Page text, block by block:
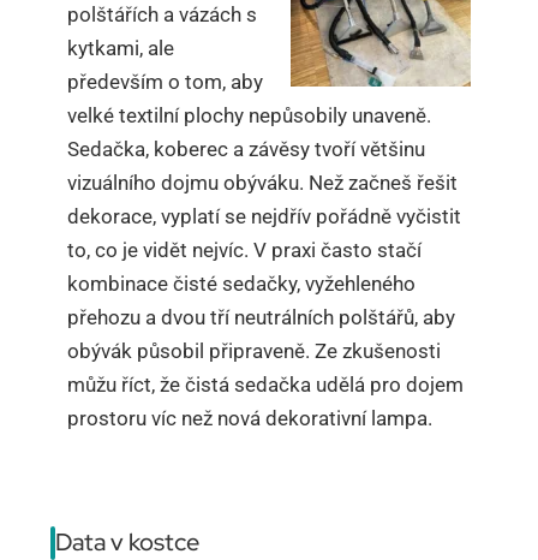
polštářích a vázách s
kytkami, ale
především o tom, aby
velké textilní plochy nepůsobily unaveně.
Sedačka, koberec a závěsy tvoří většinu
vizuálního dojmu obýváku. Než začneš řešit
dekorace, vyplatí se nejdřív pořádně vyčistit
to, co je vidět nejvíc. V praxi často stačí
kombinace čisté sedačky, vyžehleného
přehozu a dvou tří neutrálních polštářů, aby
obývák působil připraveně. Ze zkušenosti
můžu říct, že čistá sedačka udělá pro dojem
prostoru víc než nová dekorativní lampa.
Data v kostce